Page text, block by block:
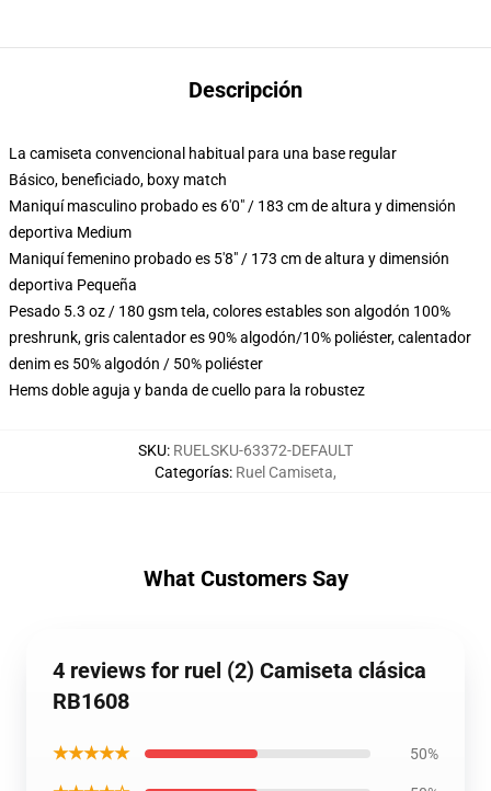
Descripción
La camiseta convencional habitual para una base regular
Básico, beneficiado, boxy match
Maniquí masculino probado es 6'0" / 183 cm de altura y dimensión
deportiva Medium
Maniquí femenino probado es 5'8" / 173 cm de altura y dimensión
deportiva Pequeña
Pesado 5.3 oz / 180 gsm tela, colores estables son algodón 100%
preshrunk, gris calentador es 90% algodón/10% poliéster, calentador
denim es 50% algodón / 50% poliéster
Hems doble aguja y banda de cuello para la robustez
SKU: RUELSKU-63372-DEFAULT
Categorías: Ruel Camiseta,
What Customers Say
4 reviews for ruel (2) Camiseta clásica
RB1608
★★★★★ 50%